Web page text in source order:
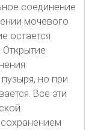
соединение
мочевого
остается
но при
Все эти